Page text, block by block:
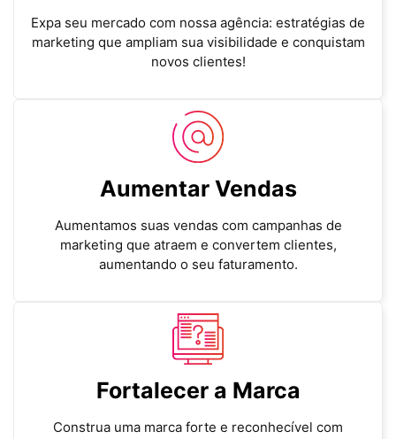
Expa seu mercado com nossa agência: estratégias de
marketing que ampliam sua visibilidade e conquistam
novos clientes!
Aumentar Vendas
Aumentamos suas vendas com campanhas de
marketing que atraem e convertem clientes,
aumentando o seu faturamento.
Fortalecer a Marca
Construa uma marca forte e reconhecível com